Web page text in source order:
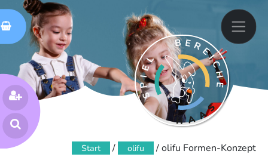
to
content
Spielbereiche Haas
spielen bewegen fühlen
Suchen
nach:
Start / olifu / olifu Formen-Konzept